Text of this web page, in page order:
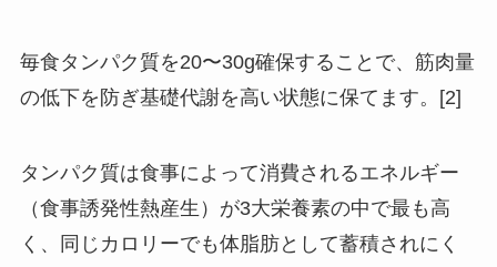
毎食タンパク質を20〜30g確保することで、 筋肉量
の低下を防ぎ基礎代謝を高い状態に保てます。[2]
タンパク質は食事によって消費されるエネルギー
（食事誘発性熱産生）が3大栄養素の中で最も高
く、
同じカロリーでも体脂肪として蓄積されにく